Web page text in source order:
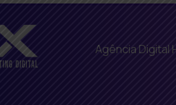
Agência Digital